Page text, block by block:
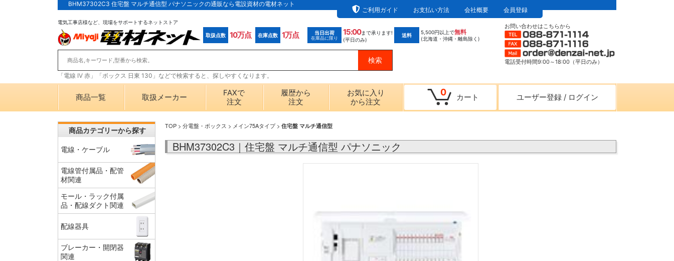
BHM37302C3 住宅盤 マルチ通信型 パナソニックの通販なら電設資材の電材ネット
ご利用ガイド
お支払い方法 会社概要 会員登録
電気工事店様など、現場をサポートするネットストア
取扱点数 10万点 在庫点数 1万点 当日出荷
在庫品に限り
15:00まで承ります!
(平日のみ)
送料 5,500円以上で無料
(北海道・沖縄・離島除く)
「電線 IV 赤」「ボックス 日東 130」などで検索すると、探しやすくなります。
お問い合わせはこちらから
電話受付時間9:00～18:00（平日のみ）
商品一覧 取扱メーカー
FAXで
注文
履歴から
注文
お気に入り
から注文
0 カート ユーザー登録 / ログイン
TOP > 分電盤・ボックス > メイン75Aタイプ> 住宅盤 マルチ通信型
BHM37302C3｜住宅盤 マルチ通信型 パナソニック
商品カテゴリーから探す
電線・ケーブル
電線管付属品・配管
材関連
モール・ラック付属
品・配線ダクト関連
配線器具
ブレーカー・開閉器
関連